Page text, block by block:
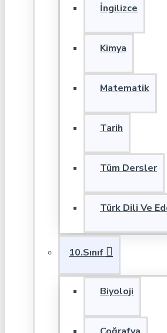
İngilizce
Kimya
Matematik
Tarih
Tüm Dersler
Türk Dili Ve
10.Sınıf
Biyoloji